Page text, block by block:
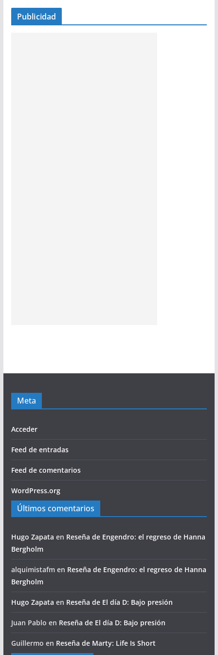
Publicidad
Meta
Acceder
Feed de entradas
Feed de comentarios
WordPress.org
Últimos comentarios
Hugo Zapata en Reseña de Engendro: el regreso de Hanna
Bergholm
alquimistafmen Reseña de Engendro: el regreso de Hanna
Bergholm
Hugo Zapata en Reseña de El día D: Bajo presión
Juan Pablo en Reseña de El día D: Bajo presión
Guillermo en Reseña de Marty: Life Is Short